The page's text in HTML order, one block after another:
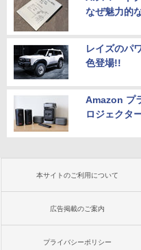
なぜ魅力的
レイズのパ
色登場!!
Amazon プ
ロジェクタ
本サイトのご利用について
広告掲載のご案内
プライバシーポリシー